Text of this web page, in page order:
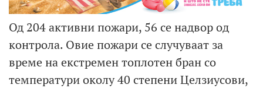
Од 204 активни пожари, 56 се надвор од
контрола. Овие пожари се случуваат за
време на екстремен топлотен бран со
температури околу 40 степени Целзиусови,